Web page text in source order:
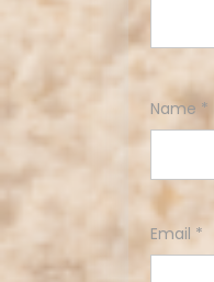
Name *
Email *